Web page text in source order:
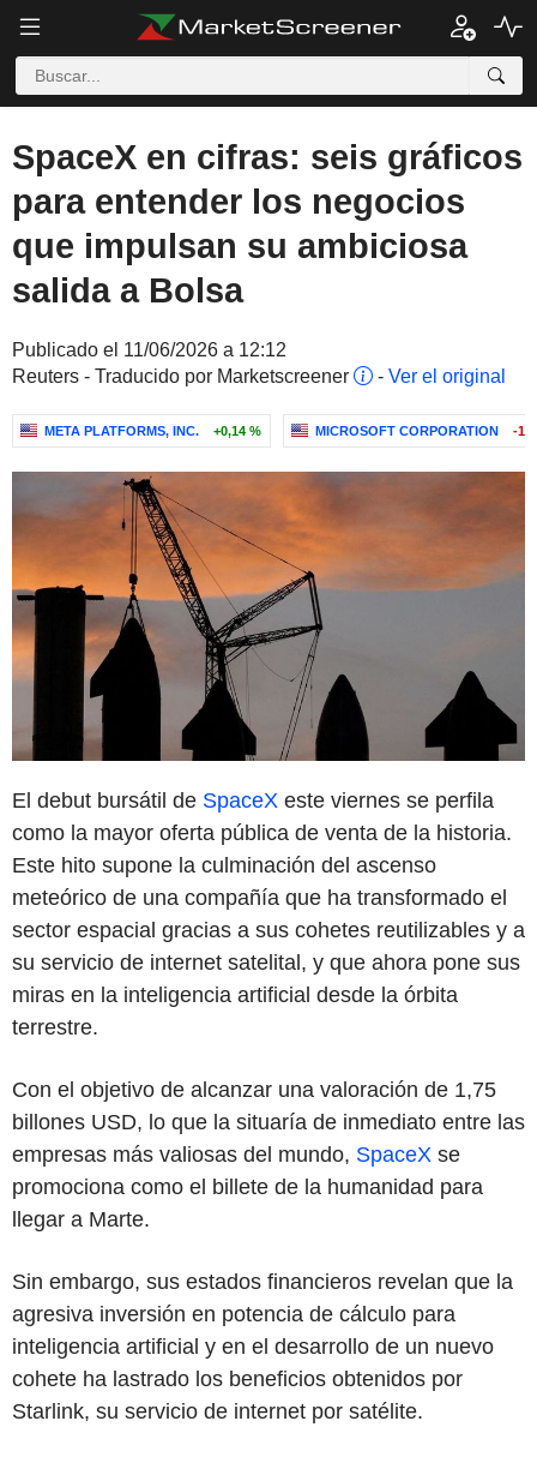
SpaceX en cifras: seis gráficos
para entender los negocios
que impulsan su ambiciosa
salida a Bolsa
Publicado el 11/06/2026 a 12:12
Reuters - Traducido por Marketscreener
- Ver el original
META PLATFORMS, INC. +0,14 % MICROSOFT CORPORATION -
El debut bursátil de SpaceX este viernes se perfila
como la mayor oferta pública de venta de la historia.
Este hito supone la culminación del ascenso
meteórico de una compañía que ha transformado el
sector espacial gracias a sus cohetes reutilizables y a
su servicio de internet satelital, y que ahora pone sus
miras en la inteligencia artificial desde la órbita
terrestre.
Con el objetivo de alcanzar una valoración de 1,75
billones USD, lo que la situaría de inmediato entre las
empresas más valiosas del mundo, SpaceX se
promociona como el billete de la humanidad para
llegar a Marte.
Sin embargo, sus estados financieros revelan que la
agresiva inversión en potencia de cálculo para
inteligencia artificial y en el desarrollo de un nuevo
cohete ha lastrado los beneficios obtenidos por
Starlink, su servicio de internet por satélite.